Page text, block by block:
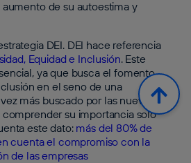
de su autoestima y
DEI.DEI hace referencia
Equidad e Inclusión. Este
ya que busca el fomento
en el seno de una
más buscado por las nuevas
su importancia solo
este dato: más del 80% de
cuenta el compromiso con la
de las empresas